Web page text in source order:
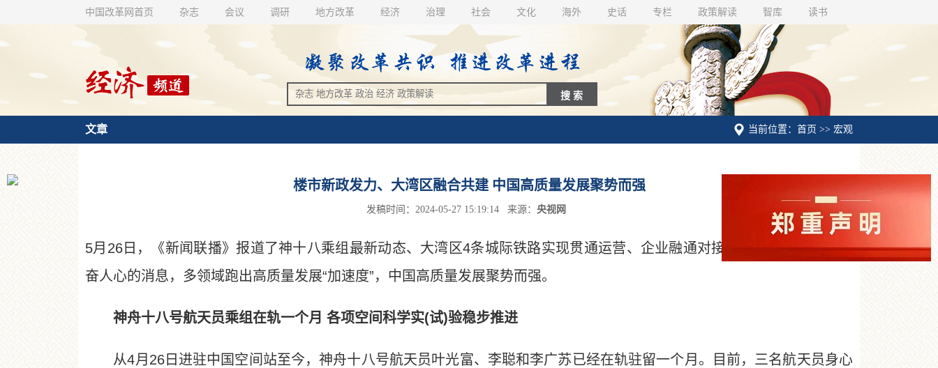
中国改革网首页 杂志 会议 调研 地方改革 经济 治理 社会 文化 海外 史话 专栏 政策解读 智库 读书
当前位置：首页 >> 宏观
文章
楼市新政发力、大湾区融合共建 中国高质量发展聚势而强
发稿时间：2024-05-27 15:19:14 来源： 央视网
5月26日，《新闻联播》报道了神十八乘组最新动态、大湾区4条城际铁路实现贯通运营、企业融通对接活动启动等一系列振
奋人心的消息，多领域跑出高质量发展“加速度”，中国高质量发展聚势而强。
神舟十八号航天员乘组在轨一个月 各项空间科学实(试)验稳步推进
从4月26日进驻中国空间站至今，神舟十八号航天员叶光富、李聪和李广苏已经在轨驻留一个月。目前，三名航天员身心